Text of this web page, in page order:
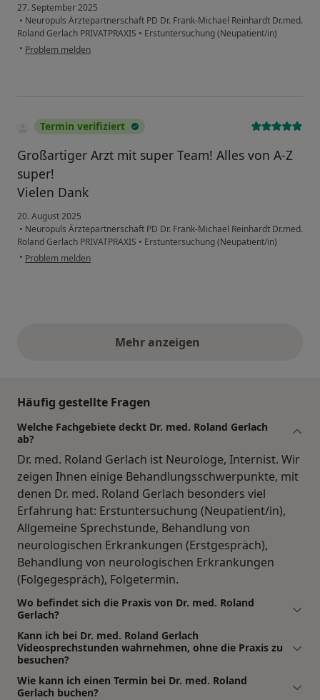
27. September 2025
• Neuropuls Ärztepartnerschaft PD Dr. Frank-Michael Reinhardt Dr.med.
Roland Gerlach PRIVATPRAXIS • Erstuntersuchung (Neupatient/in)
• Problem melden
Termin verifiziert
Großartiger Arzt mit super Team! Alles von A-Z
super!
Vielen Dank
20. August 2025
• Neuropuls Ärztepartnerschaft PD Dr. Frank-Michael Reinhardt Dr.med.
Roland Gerlach PRIVATPRAXIS • Erstuntersuchung (Neupatient/in)
• Problem melden
Mehr anzeigenobige Stellungnahmen
Häufig gestellte Fragen
Welche Fachgebiete deckt Dr. med. Roland Gerlach
ab?
Dr. med. Roland Gerlach ist Neurologe, Internist. Wir
zeigen Ihnen einige Behandlungsschwerpunkte, mit
denen Dr. med. Roland Gerlach besonders viel
Erfahrung hat: Erstuntersuchung (Neupatient/in),
Allgemeine Sprechstunde, Behandlung von
neurologischen Erkrankungen (Erstgespräch),
Behandlung von neurologischen Erkrankungen
(Folgegespräch), Folgetermin.
Wo befindet sich die Praxis von Dr. med. Roland
Gerlach?
Kann ich bei Dr. med. Roland Gerlach
Videosprechstunden wahrnehmen, ohne die Praxis zu
besuchen?
Wie kann ich einen Termin bei Dr. med. Roland
Gerlach buchen?